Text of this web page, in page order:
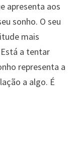
apresenta aos
sonho. O seu
mais
a tentar
representa a
a algo. É